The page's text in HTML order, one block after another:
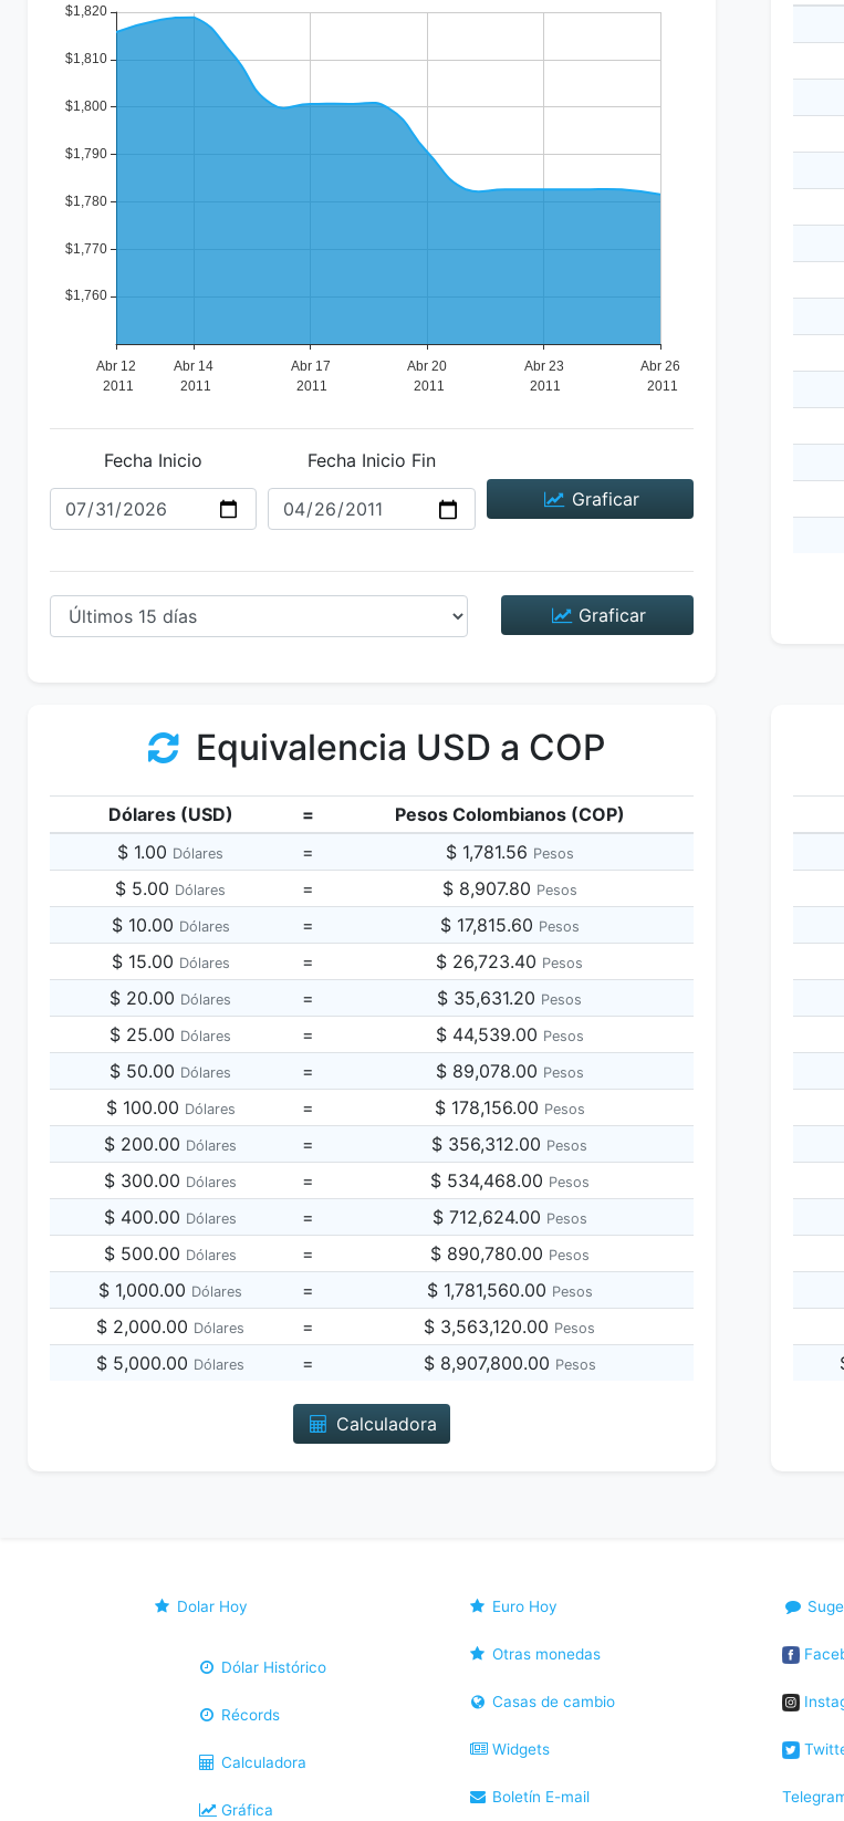
Fecha Inicio
Fecha Inicio Fin
Graficar
Graficar
Equivalencia USD a COP
Dólares (USD) =
Pesos Colombianos (COP)
$ 1.00 Dólares = $ 1,781.56 Pesos
$ 5.00 Dólares = $ 8,907.80 Pesos
$ 10.00 Dólares = $ 17,815.60 Pesos
$ 15.00 Dólares = $ 26,723.40 Pesos
$ 20.00 Dólares = $ 35,631.20 Pesos
$ 25.00 Dólares = $ 44,539.00 Pesos
$ 50.00 Dólares = $ 89,078.00 Pesos
$ 100.00 Dólares = $ 178,156.00 Pesos
$ 200.00 Dólares = $ 356,312.00 Pesos
$ 300.00 Dólares = $ 534,468.00 Pesos
$ 400.00 Dólares = $ 712,624.00 Pesos
$ 500.00 Dólares = $ 890,780.00 Pesos
$ 1,000.00 Dólares = $ 1,781,560.00 Pesos
$ 2,000.00 Dólares = $ 3,563,120.00 Pesos
$ 5,000.00 Dólares = $ 8,907,800.00 Pesos
Calculadora
Dolar Hoy
Dólar Histórico
Récords
Calculadora
Gráfica
Euro Hoy
Otras monedas
Casas de cambio
Widgets
Boletín E-mail